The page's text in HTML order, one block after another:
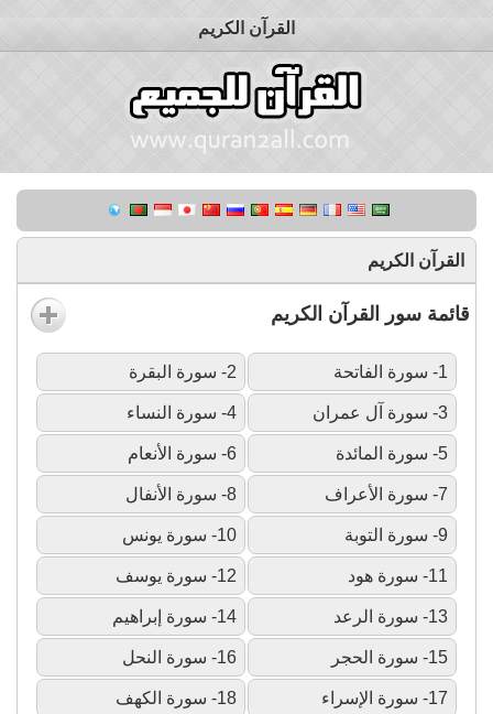
القرآن الكريم
القرآن الكريم
قائمة سور القرآن الكريم
1- سورة الفاتحة 2- سورة البقرة
3- سورة آل عمران 4- سورة النساء
5- سورة المائدة 6- سورة الأنعام
7- سورة الأعراف 8- سورة الأنفال
9- سورة التوبة 10- سورة يونس
11- سورة هود 12- سورة يوسف
13- سورة الرعد 14- سورة إبراهيم
15- سورة الحجر 16- سورة النحل
17- سورة الإسراء 18- سورة الكهف